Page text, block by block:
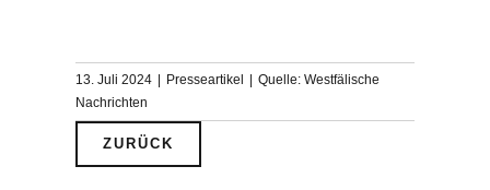
13. Juli 2024 | Presseartikel | Quelle: Westfälische
Nachrichten
ZURÜCK